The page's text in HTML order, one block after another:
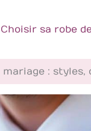
Choisir sa robe
: